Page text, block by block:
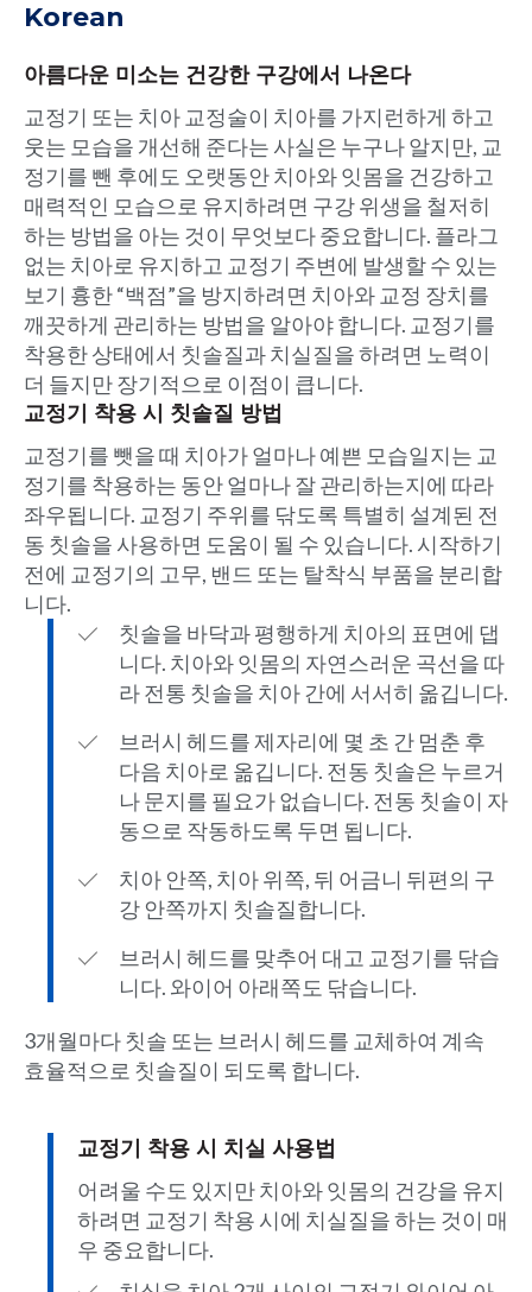
Korean
아름다운 미소는 건강한 구강에서 나온다
교정기 또는 치아 교정술이 치아를 가지런하게 하고
웃는 모습을 개선해 준다는 사실은 누구나 알지만, 교
정기를 뺀 후에도 오랫동안 치아와 잇몸을 건강하고
매력적인 모습으로 유지하려면 구강 위생을 철저히
하는 방법을 아는 것이 무엇보다 중요합니다. 플라그
없는 치아로 유지하고 교정기 주변에 발생할 수 있는
보기 흉한 “백점”을 방지하려면 치아와 교정 장치를
깨끗하게 관리하는 방법을 알아야 합니다. 교정기를
착용한 상태에서 칫솔질과 치실질을 하려면 노력이
더 들지만 장기적으로 이점이 큽니다.
교정기 착용 시 칫솔질 방법
교정기를 뺏을 때 치아가 얼마나 예쁜 모습일지는 교
정기를 착용하는 동안 얼마나 잘 관리하는지에 따라
좌우됩니다. 교정기 주위를 닦도록 특별히 설계된 전
동 칫솔을 사용하면 도움이 될 수 있습니다. 시작하기
전에 교정기의 고무, 밴드 또는 탈착식 부품을 분리합
니다.
칫솔을 바닥과 평행하게 치아의 표면에 댑
니다. 치아와 잇몸의 자연스러운 곡선을 따
라 전통 칫솔을 치아 간에 서서히 옮깁니다.
브러시 헤드를 제자리에 몇 초 간 멈춘 후
다음 치아로 옮깁니다. 전동 칫솔은 누르거
나 문지를 필요가 없습니다. 전동 칫솔이 자
동으로 작동하도록 두면 됩니다.
치아 안쪽, 치아 위쪽, 뒤 어금니 뒤편의 구
강 안쪽까지 칫솔질합니다.
브러시 헤드를 맞추어 대고 교정기를 닦습
니다. 와이어 아래쪽도 닦습니다.
3개월마다 칫솔 또는 브러시 헤드를 교체하여 계속
효율적으로 칫솔질이 되도록 합니다.
교정기 착용 시 치실 사용법
어려울 수도 있지만 치아와 잇몸의 건강을 유지
하려면 교정기 착용 시에 치실질을 하는 것이 매
우 중요합니다.